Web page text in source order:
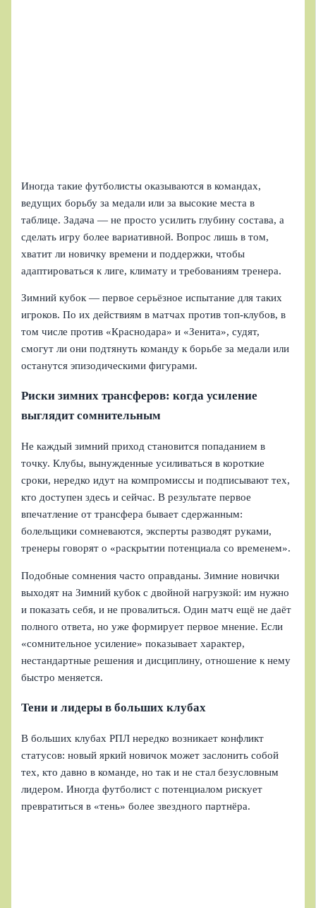
Иногда такие футболисты оказываются в командах,
ведущих борьбу за медали или за высокие места в
таблице. Задача — не просто усилить глубину состава, а
сделать игру более вариативной. Вопрос лишь в том,
хватит ли новичку времени и поддержки, чтобы
адаптироваться к лиге, климату и требованиям тренера.
Зимний кубок — первое серьёзное испытание для таких
игроков. По их действиям в матчах против топ-клубов, в
том числе против «Краснодара» и «Зенита», судят,
смогут ли они подтянуть команду к борьбе за медали или
останутся эпизодическими фигурами.
Риски зимних трансферов: когда усиление
выглядит сомнительным
Не каждый зимний приход становится попаданием в
точку. Клубы, вынужденные усиливаться в короткие
сроки, нередко идут на компромиссы и подписывают тех,
кто доступен здесь и сейчас. В результате первое
впечатление от трансфера бывает сдержанным:
болельщики сомневаются, эксперты разводят руками,
тренеры говорят о «раскрытии потенциала со временем».
Подобные сомнения часто оправданы. Зимние новички
выходят на Зимний кубок с двойной нагрузкой: им нужно
и показать себя, и не провалиться. Один матч ещё не даёт
полного ответа, но уже формирует первое мнение. Если
«сомнительное усиление» показывает характер,
нестандартные решения и дисциплину, отношение к нему
быстро меняется.
Тени и лидеры в больших клубах
В больших клубах РПЛ нередко возникает конфликт
статусов: новый яркий новичок может заслонить собой
тех, кто давно в команде, но так и не стал безусловным
лидером. Иногда футболист с потенциалом рискует
превратиться в «тень» более звездного партнёра.